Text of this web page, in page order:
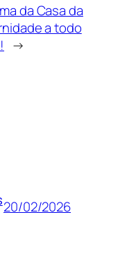
da Casa da
a todo
→
20/02/2026